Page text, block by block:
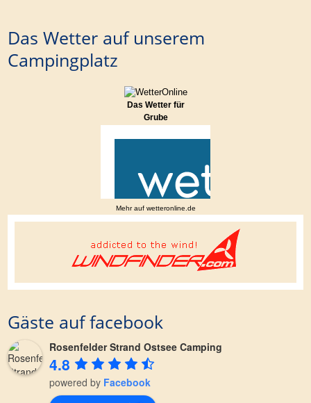
Das Wetter auf unserem
Campingplatz
Das Wetter für
Grube
Mehr auf wetteronline.de
Gäste auf facebook
Rosenfelder Strand Ostsee Camping
4.8
powered by Facebook